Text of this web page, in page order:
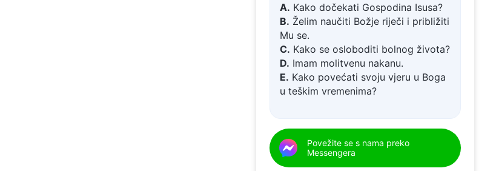
A. Kako dočekati Gospodina Isusa?
B. Želim naučiti Božje riječi i približiti
Mu se.
C. Kako se osloboditi bolnog života?
D. Imam molitvenu nakanu.
E. Kako povećati svoju vjeru u Boga
u teškim vremenima?
Povežite se s nama preko
Messengera